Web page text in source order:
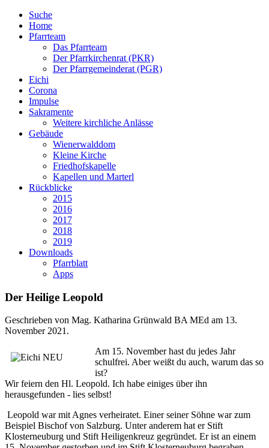
Suche
Home
Pfarrteam
Das Pfarrteam
Der Pfarrkirchenrat (PKR)
Der Pfarrgemeinderat (PGR)
Eichi
Corona
Impulse
Sakramente
Weitere kirchliche Anlässe
Gebäude
Wienerwalddom
Kleine Kirche
Friedhofskapelle
Kapellen und Marterl
Rückblicke
2015
2016
2017
2018
2019
Downloads
Pfarrblatt
Apps
Der Heilige Leopold
Geschrieben von Mag. Katharina Grünwald BA MEd am 13.
November 2021.
Am 15. November hast du jedes Jahr
schulfrei. Aber weißt du auch, warum das so
ist?
Wir feiern den Hl. Leopold. Ich habe einiges über ihn
herausgefunden - lies selbst!
Leopold war mit Agnes verheiratet. Einer seiner Söhne war zum
Beispiel Bischof von Salzburg. Unter anderem hat er Stift
Klosterneuburg und Stift Heiligenkreuz gegründet. Er ist an einem